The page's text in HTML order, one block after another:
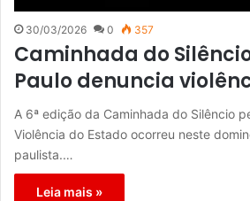
30/03/2026 0 357
Caminhada do
Paulo denuncia
A 6ª edição da Caminhada do Silêncio
Violência do Estado ocorreu neste
paulista.…
Leia mais »